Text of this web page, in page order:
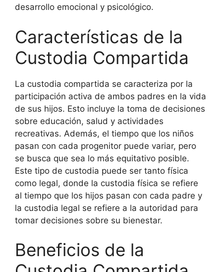
desarrollo emocional y psicológico.
Características de la
Custodia Compartida
La custodia compartida se caracteriza por la
participación activa de ambos padres en la vida
de sus hijos. Esto incluye la toma de decisiones
sobre educación, salud y actividades
recreativas. Además, el tiempo que los niños
pasan con cada progenitor puede variar, pero
se busca que sea lo más equitativo posible.
Este tipo de custodia puede ser tanto física
como legal, donde la custodia física se refiere
al tiempo que los hijos pasan con cada padre y
la custodia legal se refiere a la autoridad para
tomar decisiones sobre su bienestar.
Beneficios de la